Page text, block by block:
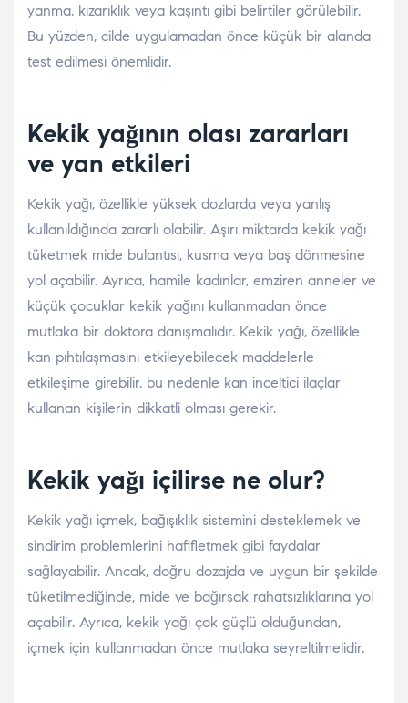
yanma, kızarıklık veya kaşıntı gibi belirtiler görülebilir.
Bu yüzden, cilde uygulamadan önce küçük bir alanda
test edilmesi önemlidir.
Kekik yağının olası zararları
ve yan etkileri
Kekik yağı, özellikle yüksek dozlarda veya yanlış
kullanıldığında zararlı olabilir. Aşırı miktarda kekik yağı
tüketmek mide bulantısı, kusma veya baş dönmesine
yol açabilir. Ayrıca, hamile kadınlar, emziren anneler ve
küçük çocuklar kekik yağını kullanmadan önce
mutlaka bir doktora danışmalıdır. Kekik yağı, özellikle
kan pıhtılaşmasını etkileyebilecek maddelerle
etkileşime girebilir, bu nedenle kan inceltici ilaçlar
kullanan kişilerin dikkatli olması gerekir.
Kekik yağı içilirse ne olur?
Kekik yağı içmek, bağışıklık sistemini desteklemek ve
sindirim problemlerini hafifletmek gibi faydalar
sağlayabilir. Ancak, doğru dozajda ve uygun bir şekilde
tüketilmediğinde, mide ve bağırsak rahatsızlıklarına yol
açabilir. Ayrıca, kekik yağı çok güçlü olduğundan,
içmek için kullanmadan önce mutlaka seyreltilmelidir.